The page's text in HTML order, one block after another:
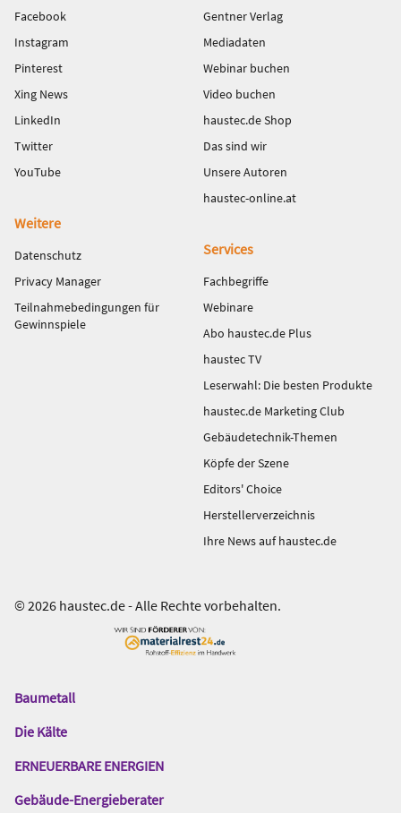
Facebook
Instagram
Pinterest
Xing News
LinkedIn
Twitter
YouTube
Gentner Verlag
Mediadaten
Webinar buchen
Video buchen
haustec.de Shop
Das sind wir
Unsere Autoren
haustec-online.at
Weitere
Datenschutz
Privacy Manager
Teilnahmebedingungen für
Gewinnspiele
Services
Fachbegriffe
Webinare
Abo haustec.de Plus
haustec TV
Leserwahl: Die besten Produkte
haustec.de Marketing Club
Gebäudetechnik-Themen
Köpfe der Szene
Editors' Choice
Herstellerverzeichnis
Ihre News auf haustec.de
© 2026 haustec.de - Alle Rechte vorbehalten.
Das
Gentner
Baumetall
Die Kälte
ERNEUERBARE ENERGIEN
Gebäude-Energieberater